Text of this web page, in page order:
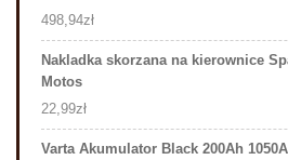
498,94zł
Nakladka skorzana na kierownice
Motos
22,99zł
Varta Akumulator Black 200Ah